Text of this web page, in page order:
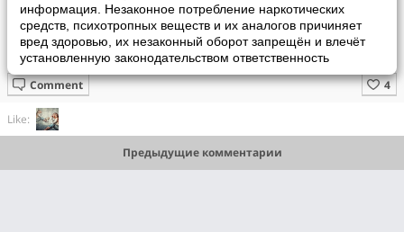
информация. Незаконное потребление наркотических
средств, психотропных веществ и их аналогов причиняет
вред здоровью, их незаконный оборот запрещён и влечёт
установленную законодательством ответственность
Comment
Like:
Предыдущие комментарии